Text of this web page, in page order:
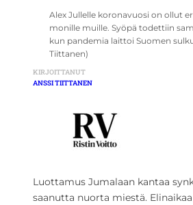
Alex Jullelle koronavuosi on ollut
monille muille. Syöpä todettiin
kun pandemia laittoi Suomen
Tiittanen)
KIRJOITTANUT
ANSSI TIITTANEN
Luottamus Jumalaan kantaa
saanutta nuorta miestä.